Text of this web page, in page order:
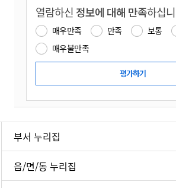
열람하신 정보에 대해 만족하십
매우만족 만족 보통
매우불만족
부서 누리집
읍/면/동 누리집